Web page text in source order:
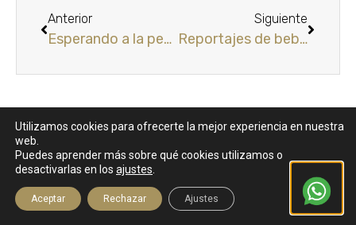
Anterior
Esperando a la pequeña Mia
Siguiente
Reportajes de bebes hasta los 2 meses
Más información
ÚLTIMOS POSTS
Utilizamos cookies para ofrecerte la mejor experiencia en nuestra
web.
Puedes aprender más sobre qué cookies utilizamos o
desactivarlas en los ajustes
Aceptar Rechazar Ajustes